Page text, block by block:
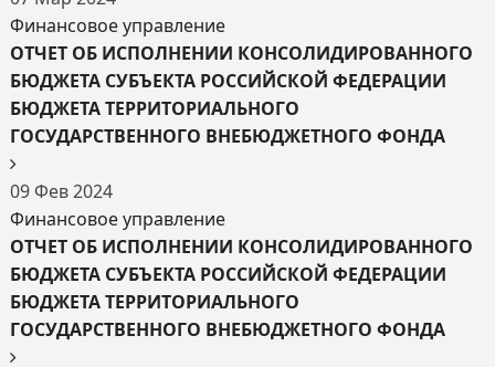
Финансовое управление
ОТЧЕТ ОБ ИСПОЛНЕНИИ КОНСОЛИДИРОВАННОГО
БЮДЖЕТА СУБЪЕКТА РОССИЙСКОЙ ФЕДЕРАЦИИ
БЮДЖЕТА ТЕРРИТОРИАЛЬНОГО
ГОСУДАРСТВЕННОГО ВНЕБЮДЖЕТНОГО ФОНДА
09Фев2024
Финансовое управление
ОТЧЕТ ОБ ИСПОЛНЕНИИ КОНСОЛИДИРОВАННОГО
БЮДЖЕТА СУБЪЕКТА РОССИЙСКОЙ ФЕДЕРАЦИИ
БЮДЖЕТА ТЕРРИТОРИАЛЬНОГО
ГОСУДАРСТВЕННОГО ВНЕБЮДЖЕТНОГО ФОНДА